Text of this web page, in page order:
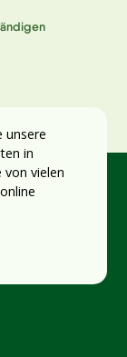
unsere
in
vielen